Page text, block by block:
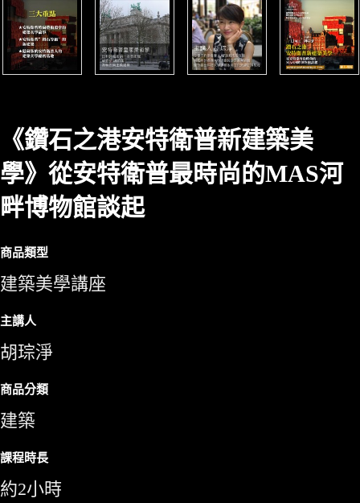
《鑽石之港安特衛普新建築美
學》從安特衛普最時尚的MAS河
畔博物館談起
商品類型
建築美學講座
主講人
胡琮淨
商品分類
建築
課程時長
約2小時